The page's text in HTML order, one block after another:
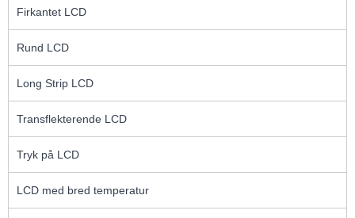
Firkantet LCD
Rund LCD
Long Strip LCD
Transflekterende LCD
Tryk på LCD
LCD med bred temperatur